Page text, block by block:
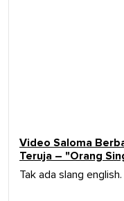
Video Saloma
Teruja – "Orang
Tak ada slang english.